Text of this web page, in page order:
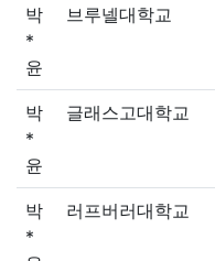
박
*
윤
브루넬대학교
박
*
윤
글래스고대학교
박
*
러프버러대학교